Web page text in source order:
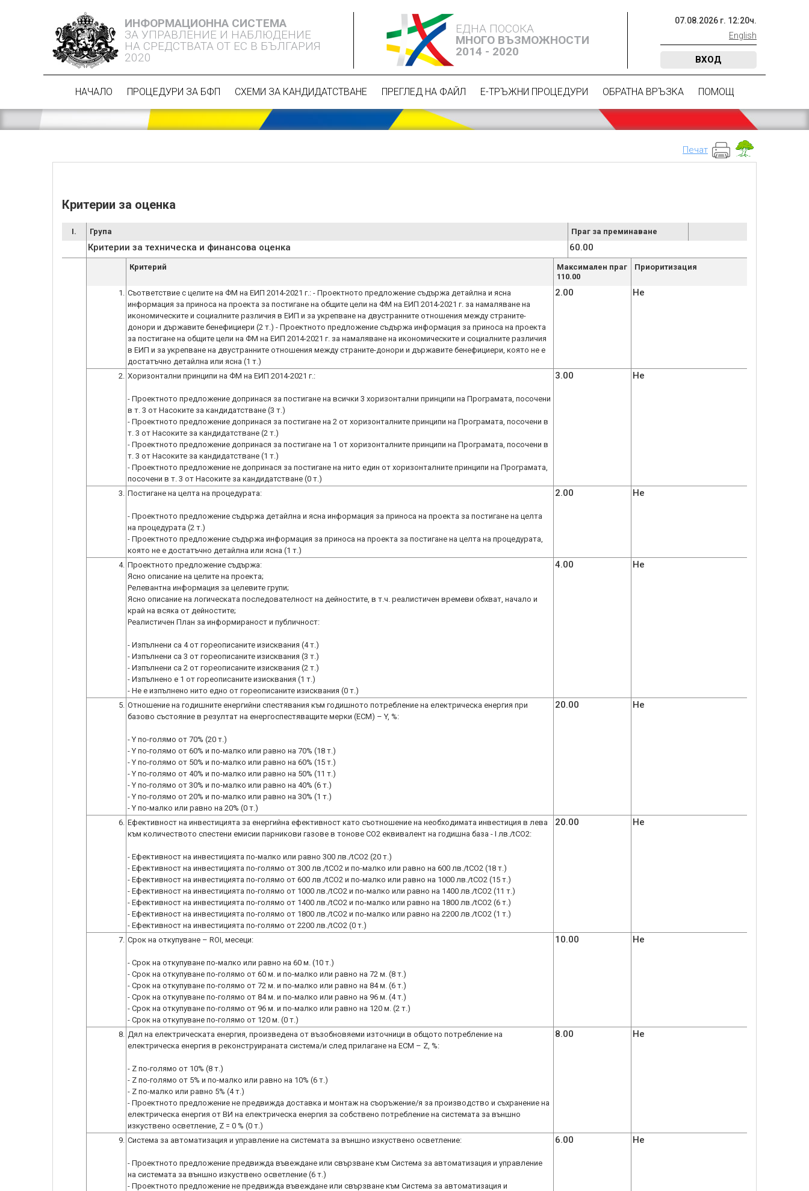
ИНФОРМАЦИОННА СИСТЕМА
ЗА УПРАВЛЕНИЕ И НАБЛЮДЕНИЕ
НА СРЕДСТВАТА ОТ ЕС В БЪЛГАРИЯ
2020
ЕДНА ПОСОКА
МНОГО ВЪЗМОЖНОСТИ
2014 - 2020
07.08.2026 г. 12:20ч.
English
ВХОД
НАЧАЛО ПРОЦЕДУРИ ЗА БФП СХЕМИ ЗА КАНДИДАТСТВАНЕ ПРЕГЛЕД НА ФАЙЛ Е-ТРЪЖНИ ПРОЦЕДУРИ ОБРАТНА ВРЪЗКА ПОМОЩ
Печат
Критерии за оценка
I. Група Праг за преминаване
Критерии за техническа и финансова оценка 60.00
Критерий
Максимален праг
110.00
Приоритизация
1. Съответствие с целите на ФМ на ЕИП 2014-2021 г.: - Проектното предложение съдържа детайлна и ясна
информация за приноса на проекта за постигане на общите цели на ФМ на ЕИП 2014-2021 г. за намаляване на
икономическите и социалните различия в ЕИП и за укрепване на двустранните отношения между страните-
донори и държавите бенефициери (2 т.) - Проектното предложение съдържа информация за приноса на проекта
за постигане на общите цели на ФМ на ЕИП 2014-2021 г. за намаляване на икономическите и социалните различия
в ЕИП и за укрепване на двустранните отношения между страните-донори и държавите бенефициери, която не е
достатъчно детайлна или ясна (1 т.)
2.00 Не
2. Хоризонтални принципи на ФМ на ЕИП 2014-2021 г.:
- Проектното предложение допринася за постигане на всички 3 хоризонтални принципи на Програмата, посочени
в т. 3 от Насоките за кандидатстване (3 т.)
- Проектното предложение допринася за постигане на 2 от хоризонталните принципи на Програмата, посочени в
т. 3 от Насоките за кандидатстване (2 т.)
- Проектното предложение допринася за постигане на 1 от хоризонталните принципи на Програмата, посочени в
т. 3 от Насоките за кандидатстване (1 т.)
- Проектното предложение не допринася за постигане на нито един от хоризонталните принципи на Програмата,
посочени в т. 3 от Насоките за кандидатстване (0 т.)
3.00 Не
3. Постигане на целта на процедурата:
- Проектното предложение съдържа детайлна и ясна информация за приноса на проекта за постигане на целта
на процедурата (2 т.)
- Проектното предложение съдържа информация за приноса на проекта за постигане на целта на процедурата,
която не е достатъчно детайлна или ясна (1 т.)
2.00 Не
4. Проектното предложение съдържа:
Ясно описание на целите на проекта;
Релевантна информация за целевите групи;
Ясно описание на логическата последователност на дейностите, в т.ч. реалистичен времеви обхват, начало и
край на всяка от дейностите;
Реалистичен План за информираност и публичност:
- Изпълнени са 4 от гореописаните изисквания (4 т.)
- Изпълнени са 3 от гореописаните изисквания (3 т.)
- Изпълнени са 2 от гореописаните изисквания (2 т.)
- Изпълнено е 1 от гореописаните изисквания (1 т.)
- Не е изпълнено нито едно от гореописаните изисквания (0 т.)
4.00 Не
5. Отношение на годишните енергийни спестявания към годишното потребление на електрическа енергия при
базово състояние в резултат на енергоспестяващите мерки (ЕСМ) – Y, %:
- Y по-голямо от 70% (20 т.)
- Y по-голямо от 60% и по-малко или равно на 70% (18 т.)
- Y по-голямо от 50% и по-малко или равно на 60% (15 т.)
- Y по-голямо от 40% и по-малко или равно на 50% (11 т.)
- Y по-голямо от 30% и по-малко или равно на 40% (6 т.)
- Y по-голямо от 20% и по-малко или равно на 30% (1 т.)
- Y по-малко или равно на 20% (0 т.)
20.00 Не
6. Ефективност на инвестицията за енергийна ефективност като съотношение на необходимата инвестиция в лева
към количеството спестени емисии парникови газове в тонове CO2 еквивалент на годишна база - I лв./tCO2:
- Ефективност на инвестицията по-малко или равно 300 лв./tCO2 (20 т.)
- Ефективност на инвестицията по-голямо от 300 лв./tCO2 и по-малко или равно на 600 лв./tCO2 (18 т.)
- Ефективност на инвестицията по-голямо от 600 лв./tCO2 и по-малко или равно на 1000 лв./tCO2 (15 т.)
- Ефективност на инвестицията по-голямо от 1000 лв./tCO2 и по-малко или равно на 1400 лв./tCO2 (11 т.)
- Ефективност на инвестицията по-голямо от 1400 лв./tCO2 и по-малко или равно на 1800 лв./tCO2 (6 т.)
- Ефективност на инвестицията по-голямо от 1800 лв./tCO2 и по-малко или равно на 2200 лв./tCO2 (1 т.)
- Ефективност на инвестицията по-голямо от 2200 лв./tCO2 (0 т.)
20.00 Не
7. Срок на откупуване – ROI, месеци:
- Срок на откупуване по-малко или равно на 60 м. (10 т.)
- Срок на откупуване по-голямо от 60 м. и по-малко или равно на 72 м. (8 т.)
- Срок на откупуване по-голямо от 72 м. и по-малко или равно на 84 м. (6 т.)
- Срок на откупуване по-голямо от 84 м. и по-малко или равно на 96 м. (4 т.)
- Срок на откупуване по-голямо от 96 м. и по-малко или равно на 120 м. (2 т.)
- Срок на откупуване по-голямо от 120 м. (0 т.)
10.00 Не
8. Дял на електрическата енергия, произведена от възобновяеми източници в общото потребление на
електрическа енергия в реконструираната система/и след прилагане на ЕСМ – Z, %:
- Z по-голямо от 10% (8 т.)
- Z по-голямо от 5% и по-малко или равно на 10% (6 т.)
- Z по-малко или равно 5% (4 т.)
- Проектното предложение не предвижда доставка и монтаж на съоръжение/я за производство и съхранение на
електрическа енергия от ВИ на електрическа енергия за собствено потребление на системата за външно
изкуствено осветление, Z = 0 % (0 т.)
8.00 Не
9. Система за автоматизация и управление на системата за външно изкуствено осветление:
- Проектното предложение предвижда въвеждане или свързване към Система за автоматизация и управление
на системата за външно изкуствено осветление (6 т.)
- Проектното предложение не предвижда въвеждане или свързване към Система за автоматизация и
6.00 Не